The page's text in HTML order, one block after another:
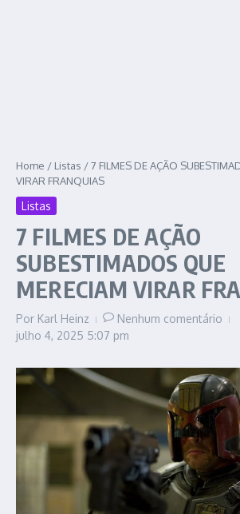
Home / Listas /7 FILMES DE AÇÃO
VIRAR FRANQUIAS
Listas
7 FILMES DE AÇÃO
SUBESTIMADOS QUE
MERECIAM VIRAR
Por Karl Heinz
Nenhum comentário
julho 4, 2025 5:07 pm